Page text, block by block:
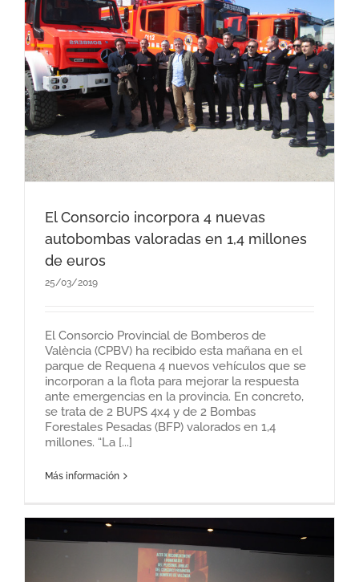
El Consorcio incorpora 4 nuevas
autobombas valoradas en 1,4 millones
de euros
25/03/2019
El Consorcio Provincial de Bomberos de
València (CPBV) ha recibido esta mañana en el
parque de Requena 4 nuevos vehículos que se
incorporan a la flota para mejorar la respuesta
ante emergencias en la provincia. En concreto,
se trata de 2 BUPS 4x4 y de 2 Bombas
Forestales Pesadas (BFP) valorados en 1,4
millones. “La [...]
Más información